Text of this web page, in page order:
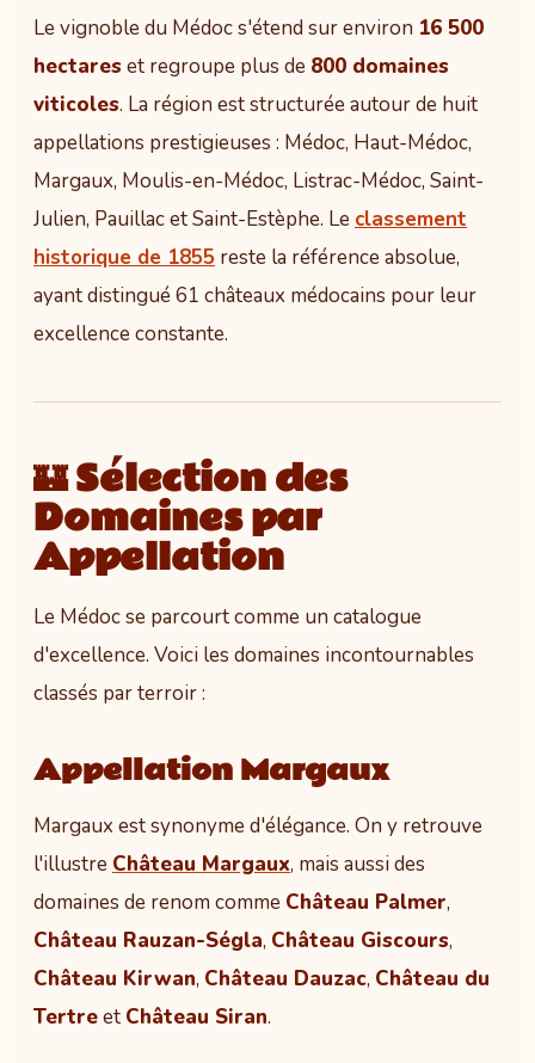
Le vignoble du Médoc s'étend sur environ 16 500
hectares et regroupe plus de 800 domaines
viticoles. La région est structurée autour de huit
appellations prestigieuses : Médoc, Haut-Médoc,
Margaux, Moulis-en-Médoc, Listrac-Médoc, Saint-
Julien, Pauillac et Saint-Estèphe. Le classement
historique de 1855 reste la référence absolue,
ayant distingué 61 châteaux médocains pour leur
excellence constante.
🏰 Sélection des
Domaines par
Appellation
Le Médoc se parcourt comme un catalogue
d'excellence. Voici les domaines incontournables
classés par terroir :
Appellation Margaux
Margaux est synonyme d'élégance. On y retrouve
l'illustre Château Margaux, mais aussi des
domaines de renom comme Château Palmer,
Château Rauzan-Ségla, Château Giscours,
Château Kirwan, Château Dauzac, Château du
Tertreet Château Siran.